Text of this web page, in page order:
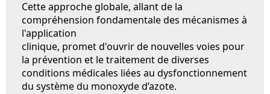
Cette approche globale, allant de la
compréhension fondamentale des mécanismes à
l'application
clinique, promet d'ouvrir de nouvelles voies pour
la prévention et le traitement de diverses
conditions médicales liées au dysfonctionnement
du système du monoxyde d’azote.